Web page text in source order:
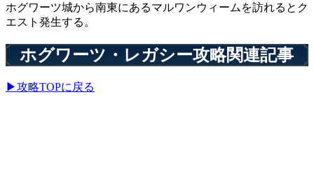
ホグワーツ城から南東にあるマルワンウィームを訪れるとク
エスト発生する。
ホグワーツ・レガシー攻略関連記事
▶攻略TOPに戻る